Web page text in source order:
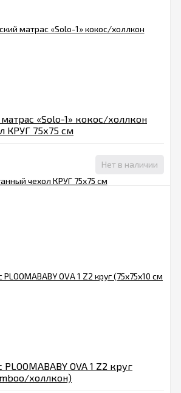
«Solo-1» кокос/холлкон
КРУГ 75х75 см
Нет в наличии
OVA 1 Z2 круг
холлкон)